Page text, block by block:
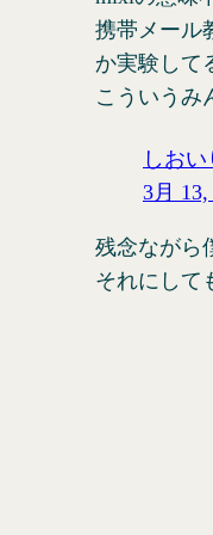
携帯メール
か実験して
こういうみ
しおい
3月 13,
残念ながら
それにして